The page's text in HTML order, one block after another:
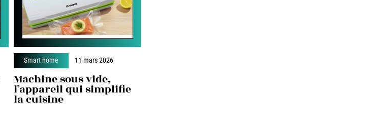
Smart home 11 mars 2026
Machine sous vide,
l’appareil qui simplifie
la cuisine